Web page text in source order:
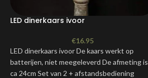
LED dinerkaars ivoor
€16.95
LED dinerkaars ivoor De kaars werkt op
batterijen, niet meegeleverd De afmeting is
ca 24cm Set van 2 + afstandsbediening